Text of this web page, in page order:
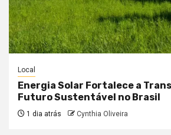
Local
Energia Solar Fortalece a
Futuro Sustentável no Brasil
1 dia atrás Cynthia Oliveira